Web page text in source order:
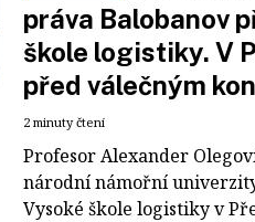
práva Balobanov
škole logistiky. V
před válečným
2 minuty čtení
Profesor Alexander
národní námořní
Vysoké škole logistiky v